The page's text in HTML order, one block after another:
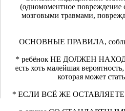
(одномоментное повреждение
мозговыми травмами,
ОСНОВНЫЕ ПРАВИЛА,
* ребёнок НЕ ДОЛЖЕН
есть хоть малейшая
которая может
* ЕСЛИ ВСЁ ЖЕ ОСТАВЛЯЕТЕ